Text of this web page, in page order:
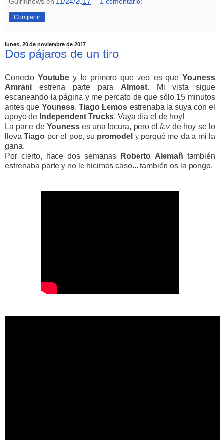
Compartir
lunes, 20 de noviembre de 2017
Dos pájaros de un tiro
ConectoYoutube y lo primero que veo es queYouness
Amrani estrena parte para Almost. Mi vista sigue
escaneando la página y me percato de que sólo 15 minutos
antes que Youness,Tiago Lemos estrenaba la suya con el
apoyo de Independent Trucks. Vaya día el de hoy!
La parte deYouness es una locura, pero elfavde hoy se lo
llevaTiago por el pop, su promodel y porqué me da a mi la
gana.
Por cierto, hace dos semanas
Roberto Alemañ también
estrenaba parte y no le hicimos caso... también os la pongo.